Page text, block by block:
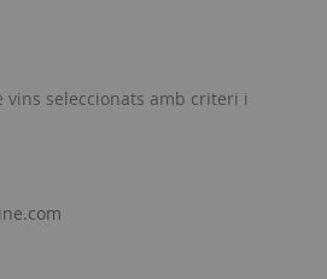
vins seleccionats amb criteri i